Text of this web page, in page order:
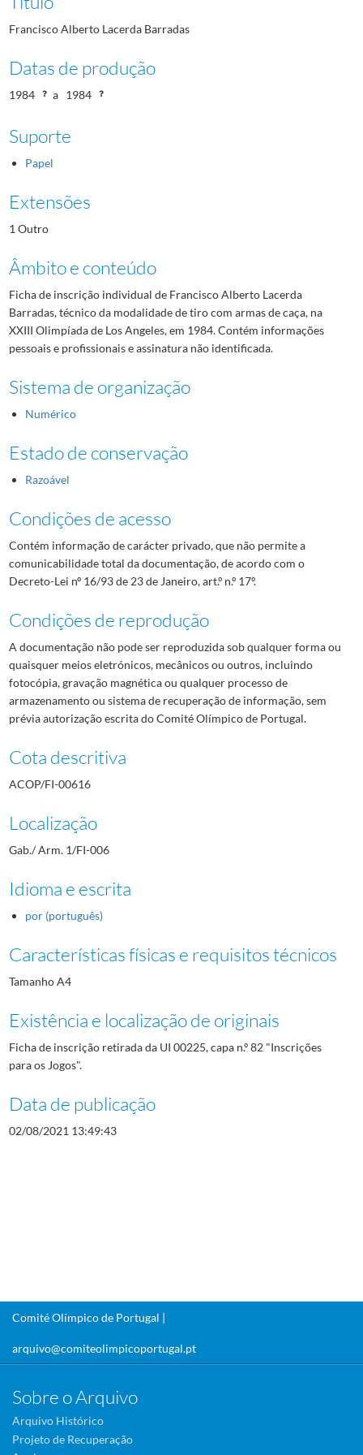
Francisco Alberto Lacerda Barradas
Datas de produção
1984 a 1984
Suporte
Papel
Extensões
1 Outro
Âmbito e conteúdo
Ficha de inscrição individual de Francisco Alberto Lacerda
Barradas, técnico da modalidade de tiro com armas de caça, na
XXIII Olimpíada de Los Angeles, em 1984. Contém informações
pessoais e profissionais e assinatura não identificada.
Sistema de organização
Numérico
Estado de conservação
Razoável
Condições de acesso
Contém informação de carácter privado, que não permite a
comunicabilidade total da documentação, de acordo com o
Decreto-Lei nº 16/93 de 23 de Janeiro, art.º n.º 17º.
Condições de reprodução
A documentação não pode ser reproduzida sob qualquer forma ou
quaisquer meios eletrónicos, mecânicos ou outros, incluindo
fotocópia, gravação magnética ou qualquer processo de
armazenamento ou sistema de recuperação de informação, sem
prévia autorização escrita do Comité Olímpico de Portugal.
Cota descritiva
ACOP/FI-00616
Localização
Gab./ Arm. 1/FI-006
Idioma e escrita
por (português)
Características físicas e requisitos técnicos
Tamanho A4
Existência e localização de originais
Ficha de inscrição retirada da UI 00225, capa n.º 82 "Inscrições
para os Jogos".
Data de publicação
02/08/2021 13:49:43
Comité Olímpico de Portugal |
arquivo@comiteolimpicoportugal.pt
Sobre o Arquivo
Arquivo Histórico
Projeto de Recuperação